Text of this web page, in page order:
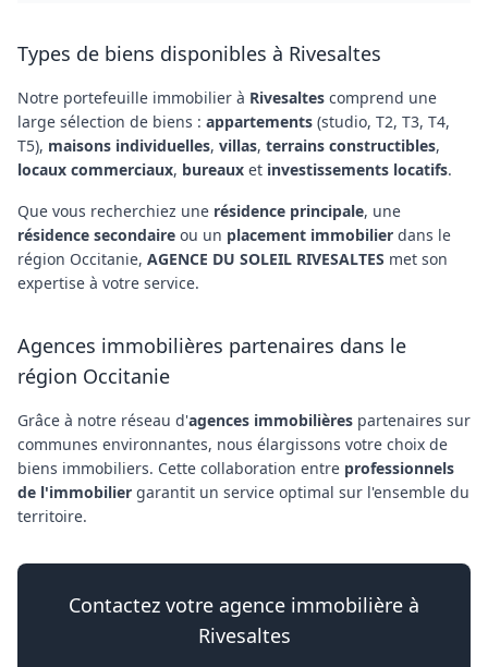
Types de biens disponibles à Rivesaltes
Notre portefeuille immobilier à Rivesaltes comprend une
large sélection de biens : appartements (studio, T2, T3, T4,
T5), maisons individuelles, villas, terrains constructibles,
locaux commerciaux, bureaux et investissements locatifs.
Que vous recherchiez une résidence principale, une
résidence secondaire ou un placement immobilier dans le
région Occitanie, AGENCE DU SOLEIL RIVESALTES met son
expertise à votre service.
Agences immobilières partenaires dans le
région Occitanie
Grâce à notre réseau d'agences immobilières partenaires sur
communes environnantes, nous élargissons votre choix de
biens immobiliers. Cette collaboration entre professionnels
de l'immobilier garantit un service optimal sur l'ensemble du
territoire.
Contactez votre agence immobilière à
Rivesaltes